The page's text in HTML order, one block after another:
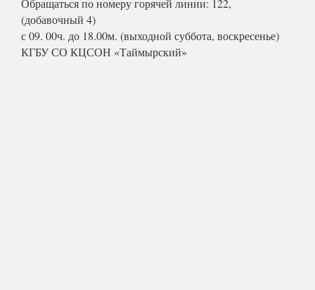
Обращаться по номеру горячей линии: 122,
(добавочный 4)
с 09. 00ч. до 18.00м. (выходной суббота, воскресенье)
КГБУ СО КЦСОН «Таймырский»